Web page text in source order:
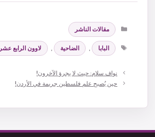
التصنيفات
مقالات الناشر
الوسوم
البابا الضاحية لاوون الرابع عشر
نواف سلام: حيث لا يجرؤ الآخرون!
حين يُصبح علم فلسطين جريمة في الأردن!